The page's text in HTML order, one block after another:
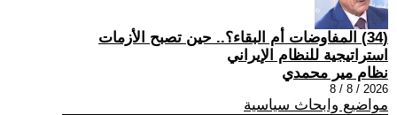
(34) المفاوضات أم البقاء؟.. حين تصبح الأزمات
استراتيجية للنظام الإيراني
نظام مير محمدي
2026 / 8 / 8
مواضيع وابحاث سياسية